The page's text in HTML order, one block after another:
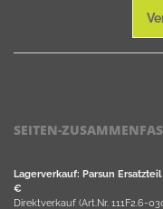
SEITEN-
Lagerverkauf: Parsun
€
Direktverkauf (Art.Nr. 111F2.6-